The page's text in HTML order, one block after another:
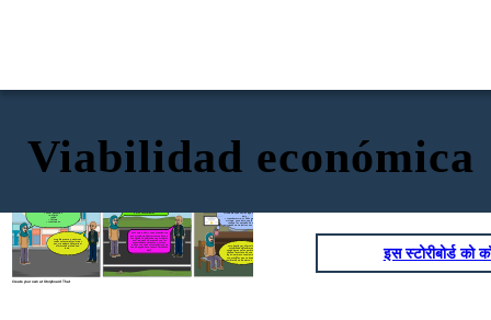
Viabilidad económica
Create your own at Storyboard That
- Nivel educativo
- Religión
-Edad
- Idioma
- Tradiciones
Muy bien Laura y entonces
todas estas características
nos sirven para determinar
el mercado meta de un
país.
de los consumidores.
Esto quiere decir que este aspecto
nos sirve para determinar en base a
la edad de la población que producto
es el indicado de acuerdo con las
necesidades existentes y esto se
realiza con cada característica que
sea de ayuda para tener el producto
ideal.
sirve para conocer las leyes o normas del
país .
- Transparencia, solidez y madurez del
sistema, sirve para que las empresas
tengan la seguridad de que están
invirtiendo en un país que es transparente.
Otro podría ser el nivel de
estabilidad del gobierno,
ayuda para que las empresas
tengan la certeza de que las
leyes, normas o regulaciones
son estables y no se pueden
cambiar de un momento a otro इस स्टोरीबोर्ड को